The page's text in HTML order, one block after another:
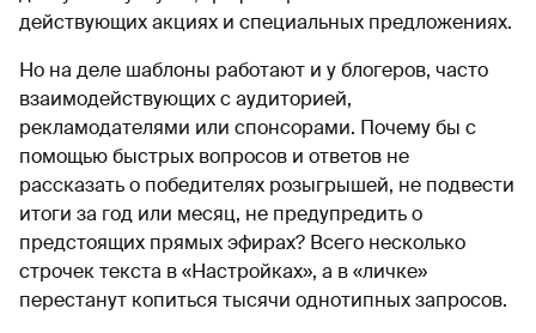
действующих акциях и специальных предложениях.
Но на деле шаблоны работают и у блогеров, часто
взаимодействующих с аудиторией,
рекламодателями или спонсорами. Почему бы с
помощью быстрых вопросов и ответов не
рассказать о победителях розыгрышей, не подвести
итоги за год или месяц, не предупредить о
предстоящих прямых эфирах? Всего несколько
строчек текста в «Настройках», а в «личке»
перестанут копиться тысячи однотипных запросов.